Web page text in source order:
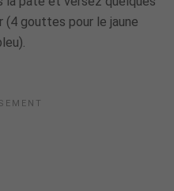
gouttes pour le jaune